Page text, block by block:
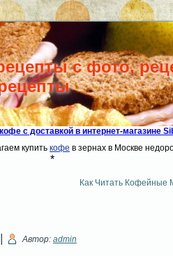
с фото,
с доставкой в интернет-магазине
купить кофе в зернах в Москве
*
Как Читать Кофейные
| Автор: admin